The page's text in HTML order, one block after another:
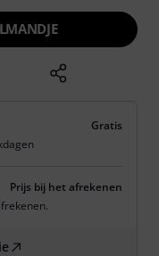
Gratis
Prijs bij het afrekenen